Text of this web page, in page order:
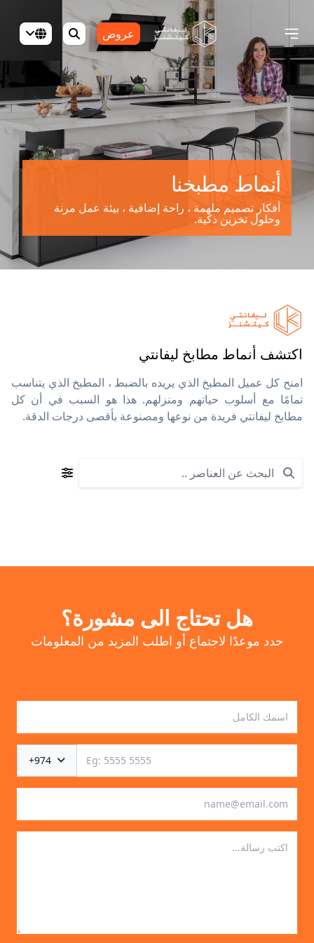
عروض
أنماط مطبخنا
أفكار تصميم ملهمة ، راحة إضافية ، بيئة عمل مرنة
وحلول تخزين ذكية.
اكتشف أنماط مطابخ ليفانتي
امنح كل عميل المطبخ الذي يريده بالضبط ، المطبخ الذي يتناسب
تمامًا مع أسلوب حياتهم ومنزلهم. هذا هو السبب في أن كل
مطابخ ليفانتي فريدة من نوعها ومصنوعة بأقصى درجات الدقة.
Search
هل تحتاج الى مشورة؟
حدد موعدًا لاجتماع أو اطلب المزيد من المعلومات
+974